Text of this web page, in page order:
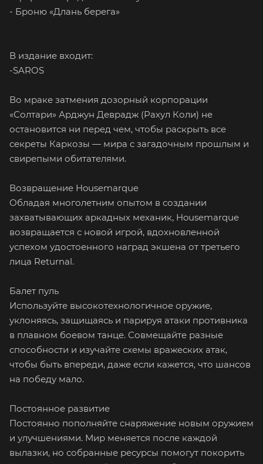
- Броню «Длань берега»
В издание входит:
-SAROS
Во мраке затмения дозорный корпорации
«Солтари» Арджун Деврадж (Рахул Коли) не
остановится ни перед чем, чтобы раскрыть все
секреты Каркозы — мира с загадочным прошлым и
свирепыми обитателями.
Возвращение Housemarque
Обладая многолетним опытом в создании
захватывающих аркадных механик, Housemarque
возвращается с новой игрой, вдохновленной
успехом удостоенного наград экшена от третьего
лица Returnal.
Балет пуль
Используйте высокотехнологичное оружие,
уклоняясь, защищаясь и парируя атаки противника
в плавном боевом танце. Совмещайте разные
способности и изучайте схемы вражеских атак,
чтобы быть впереди, даже если кажется, что шансов
на победу мало.
Постоянное развитие
Постоянно пополняйте снаряжение новым оружием
и улучшениями. Мир меняется после каждой
вылазки, но собранные ресурсы помогут покорить